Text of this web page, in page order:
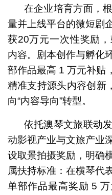
在企业培育方面，
量并上线平台的微短剧
获20万元一次性奖励
内容。剧本创作与孵化
部作品最高 1 万元补贴
精准支持源头内容创新
向“内容导向”转型。
依托澳琴文旅联动
动影视产业与文旅产业
设取景拍摄奖励，明确
属扶持标准：在横琴代
单部作品最高奖励 5